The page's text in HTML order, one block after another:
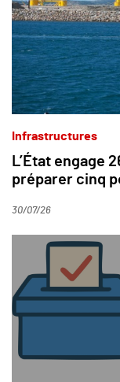
Infrastructures
L’État engage
préparer cinq
30/07/26